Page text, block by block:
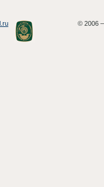
© 2006